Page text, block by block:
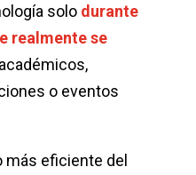
solo durante
realmente se
o eventos
eficiente del